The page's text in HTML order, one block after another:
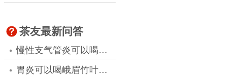
茶友最新问答
慢性支气管炎可以喝顶谷大方茶吗？
胃炎可以喝峨眉竹叶青吗？